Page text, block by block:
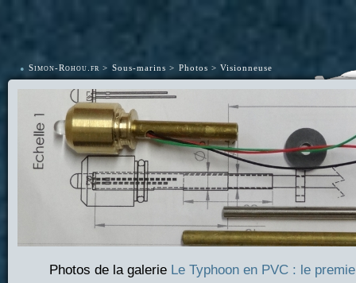
• Simon-Rohou.fr Sous-marins Photos Visionneuse
Photos de la galerie Le Typhoon en PVC : le